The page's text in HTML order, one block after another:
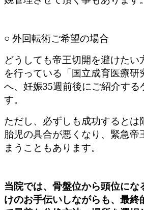
○ 外回転術ご希望の場合
どうしても帝王切開を避けたい
を行っている「国立成育医療研
へ、妊娠35週前後にご紹介する
す。
ただし、必ずしも成功するとは
胎児の具合が悪くなり、緊急帝
まうこともあります。
当院では、骨盤位から頭位にな
けのお手伝いしながらも、最終